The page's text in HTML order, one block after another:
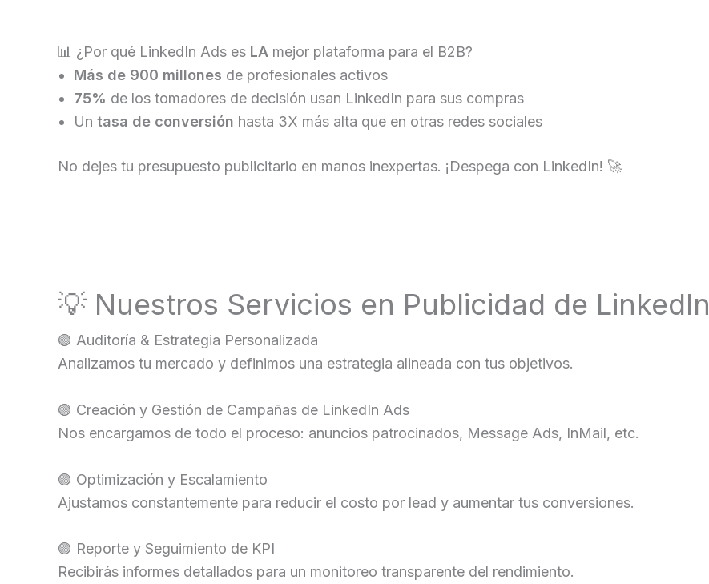
📊 ¿Por qué LinkedIn Ads es LA mejor plataforma para el B2B?
Más de 900 millones de profesionales activos
75% de los tomadores de decisión usan LinkedIn para sus compras
Un tasa de conversión hasta 3X más alta que en otras redes sociales
No dejes tu presupuesto publicitario en manos inexpertas. ¡Despega con LinkedIn! 🚀
💡 Nuestros Servicios en Publicidad de LinkedIn
🟢 Auditoría & Estrategia Personalizada
Analizamos tu mercado y definimos una estrategia alineada con tus objetivos.
🟢 Creación y Gestión de Campañas de LinkedIn Ads
Nos encargamos de todo el proceso: anuncios patrocinados, Message Ads, InMail, etc.
🟢 Optimización y Escalamiento
Ajustamos constantemente para reducir el costo por lead y aumentar tus conversiones.
🟢 Reporte y Seguimiento de KPI
Recibirás informes detallados para un monitoreo transparente del rendimiento.